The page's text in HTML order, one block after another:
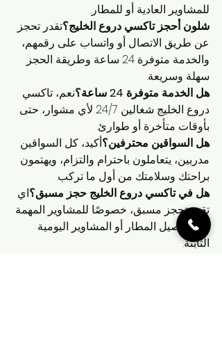
للمشاوير العادية أو للمطار.
شلون أحجز تاكسي دروع الخليج؟تقدر تحجز
عن طريق الاتصال أو واتساب على رقمهم،
والخدمة متوفرة 24 ساعة وطريقة الحجز
سهلة وسريعة.
هل الخدمة متوفرة 24 ساعة؟
نعم، تاكسي
دروع الخليج شغالين 24/7 لأي مشوار، حتى
بأوقات متأخرة أو طوارئ.
هل السواقين محترفين؟أكيد، كل السواقين
مدربين، يتعاملون باحترام والتزام، ويهتمون
براحتك وسلامتك من أول ما تركب.
هل في تاكسي دروع الخليج حجز مسبق؟اي
تقدر تحجز مسبق، خصوصًا للمشاوير المهمة
مثل توصيل المطار أو المشاوير اليومية
الثابتة.